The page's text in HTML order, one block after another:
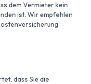
dem Vermieter kein
ist. Wir empfehlen
dass Sie die